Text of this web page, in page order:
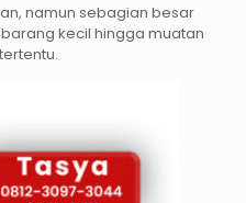
namun sebagian besar
kecil hingga muatan